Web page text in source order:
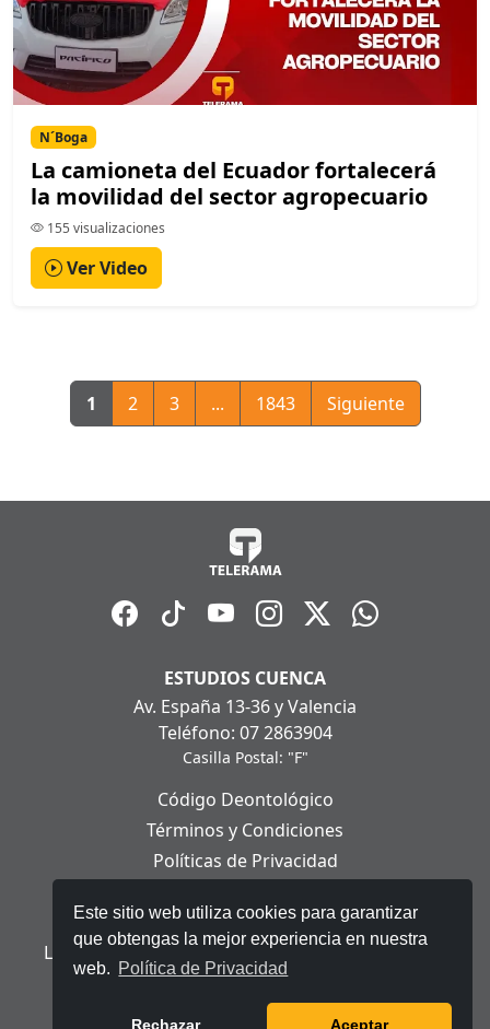
Este sitio web utiliza cookies para garantizar
que obtengas la mejor experiencia en nuestra
web. Política de Privacidad
Rechazar Aceptar
N´Boga
La camioneta del Ecuador fortalecerá
la movilidad del sector agropecuario
155 visualizaciones
Ver Video
1 2 3 ... 1843 Siguiente
ESTUDIOS CUENCA
Av. España 13-36 y Valencia
Teléfono: 07 2863904
Casilla Postal: "F"
Código Deontológico
Términos y Condiciones
Políticas de Privacidad
Aviso Legal
Ley Orgánica de Protección de Datos Personales
© 2025 Telerama - Todos los derechos reservados.